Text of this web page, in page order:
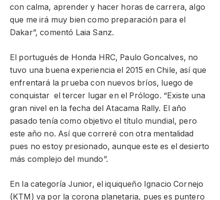
con calma, aprender y hacer horas de carrera, algo
que me irá muy bien como preparación para el
Dakar”, comentó Laia Sanz.
El portugués de Honda HRC, Paulo Goncalves, no
tuvo una buena experiencia el 2015 en Chile, así que
enfrentará la prueba con nuevos bríos, luego de
conquistar el tercer lugar en el Prólogo. “Existe una
gran nivel en la fecha del Atacama Rally. El año
pasado tenía como objetivo el título mundial, pero
este año no. Así que correré con otra mentalidad
pues no estoy presionado, aunque este es el desierto
más complejo del mundo”.
En la categoría Junior, el iquiqueño Ignacio Cornejo
(KTM) va por la corona planetaria, pues es puntero